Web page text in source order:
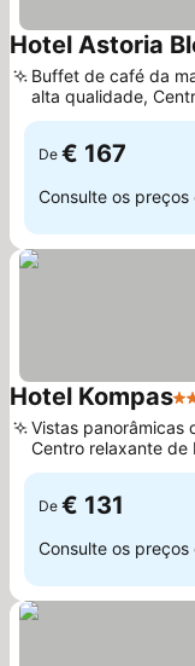
Hotel Astoria
Buffet de café da
alta qualidade,
amplo
De € 167
Consulte os preços
Hotel Kompas4
Vistas panorâmicas
Centro relaxante de
massagens
De € 131
Consulte os preços